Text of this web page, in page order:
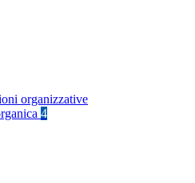
organizzative
4